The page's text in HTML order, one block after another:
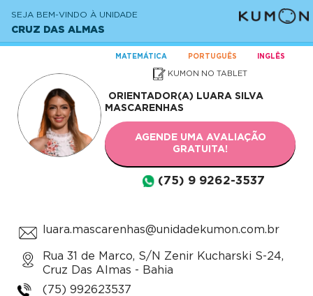
SEJA BEM-VINDO À UNIDADE
CRUZ DAS ALMAS
MATEMÁTICA PORTUGUÊS INGLÊS
KUMON NO TABLET
ORIENTADOR(A) LUARA SILVA
MASCARENHAS
AGENDE UMA AVALIAÇÃO
GRATUITA!
(75) 9 9262-3537
luara.mascarenhas@unidadekumon.com.br
Rua 31 de Marco, S/N Zenir Kucharski S-24,
Cruz Das Almas - Bahia
(75) 992623537